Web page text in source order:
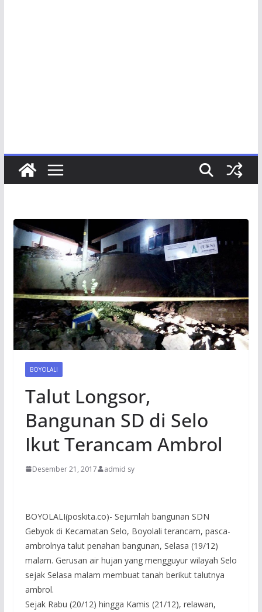
BOYOLALI
Talut Longsor,
Bangunan SD di Selo
Ikut Terancam Ambrol
Desember 21, 2017 admid sy
BOYOLALI(poskita.co)- Sejumlah bangunan SDN
Gebyok di Kecamatan Selo, Boyolali terancam, pasca-
ambrolnya talut penahan bangunan, Selasa (19/12)
malam. Gerusan air hujan yang mengguyur wilayah Selo
sejak Selasa malam membuat tanah berikut talutnya
ambrol.
Sejak Rabu (20/12) hingga Kamis (21/12), relawan,